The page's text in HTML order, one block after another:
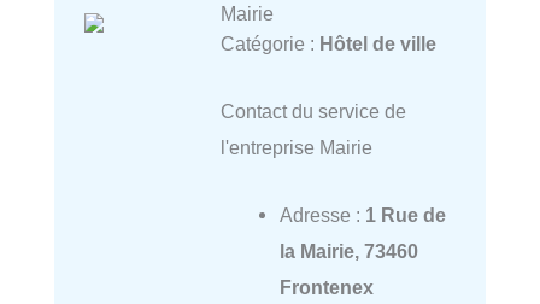
Mairie
Catégorie : Hôtel de ville
Contact du service de
l'entreprise Mairie
Adresse : 1 Rue de
la Mairie, 73460
Frontenex